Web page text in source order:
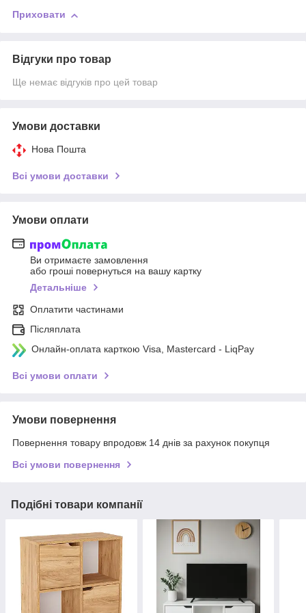
Приховати
Відгуки про товар
Ще немає відгуків про цей товар
Умови доставки
Нова Пошта
Всі умови доставки
Умови оплати
Ви отримаєте замовлення
або гроші повернуться на вашу картку
Детальніше
Оплатити частинами
Післяплата
Онлайн-оплата карткою Visa, Mastercard - LiqPay
Всі умови оплати
Умови повернення
Повернення товару впродовж 14 днів за рахунок покупця
Всі умови повернення
Подібні товари компанії